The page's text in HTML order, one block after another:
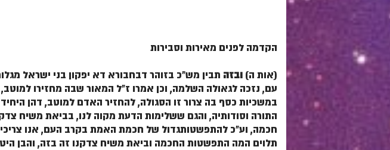
הקדמה לפנים מאירות וסבירות
(אות ה) ובזה תבין מש"כ בזוהר דבחבורא דא יפקון בני ישראל
עם, נזכה לגאולה השלמה, וכן אמרו ז"ל המאור שבה מחזירו
במשכיות כסף בה צרור זו הסגולה, להחזיר האדם למוטב, דהן
התורה וסודותיה, והגם ששלימות הדעת מקוה לנו, בביאת משיח
חכמה, וע"כ להתפשטותגדול של חכמת האמת בקרב העם, אנו
תלוים המה התפשטות החכמה וביאת משיח צדקנו זה בזה, והבן